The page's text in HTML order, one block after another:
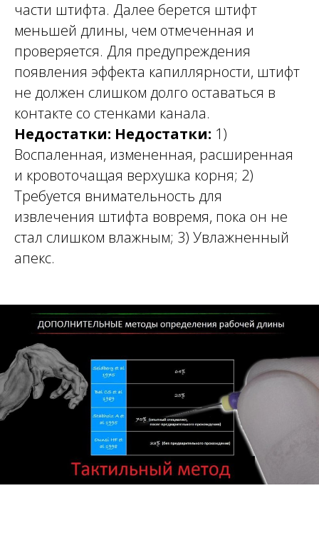
части штифта. Далее берется штифт
меньшей длины, чем отмеченная и
проверяется. Для предупреждения
появления эффекта капиллярности, штифт
не должен слишком долго оставаться в
контакте со стенками канала.
Недостатки: Недостатки: 1)
Воспаленная, измененная, расширенная
и кровоточащая верхушка корня; 2)
Требуется внимательность для
извлечения штифта вовремя, пока он не
стал слишком влажным; 3) Увлажненный
апекс.